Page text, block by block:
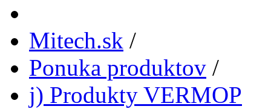
Mitech.sk /
Ponuka produktov /
j) Produkty VERMOP